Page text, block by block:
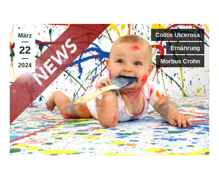
März
22
2024
Colitis Ulcerosa
Ernährung
Morbus Crohn